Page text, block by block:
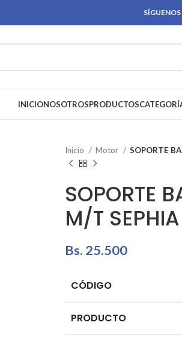
INICIONOSOTROSPRODUCTOS
Inicio Motor SOPORTE
SOPORTE
M/T
Bs. 25.500
CÓDIGO
PRODUCTO